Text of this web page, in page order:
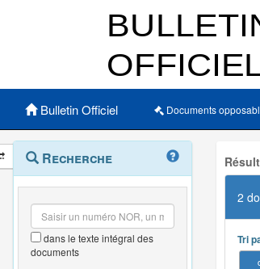
Bulletin Officiel Documents
Navigation
et
outils
annexes
Menu
contextuel
Recherche
dans le texte intégral des
documents
2
Tri